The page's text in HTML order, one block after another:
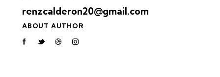
renzcalderon20@gmail.com
ABOUT AUTHOR